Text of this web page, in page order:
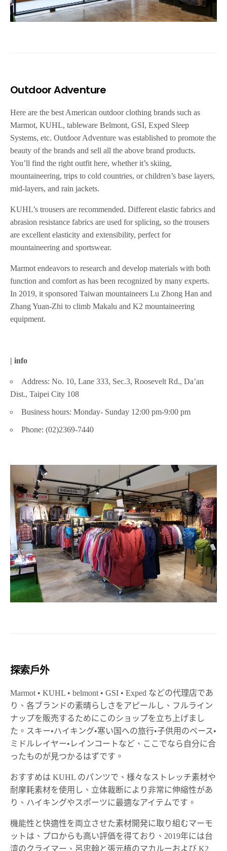
Outdoor Adventure
Here are the best American outdoor clothing brands such as
Marmot, KUHL, tableware Belmont, GSI, Exped Sleep
Systems, etc. Outdoor Adventure was established to promote the
beauty of the brands and sell all the above brand products.
You’ll find the right outfit here, whether it’s skiing,
mountaineering, trips to cold countries, or children’s base layers,
mid-layers, and rain jackets.
KUHL’s trousers are recommended. Different elastic fabrics and
abrasion resistance fabrics are used for splicing, so the trousers
are excellent elasticity and extensibility, perfect for
mountaineering and sportswear.
Marmot endeavors to research and develop materials with both
function and comfort as has been recognized by many experts.
In 2019, it sponsored Taiwan mountaineers Lu Zhong Han and
Zhang Yuan-Zhi to climb Makalu and K2 mountaineering
equipment.
| info
Address: No. 10, Lane 333, Sec.3, Roosevelt Rd., Da’an
Dist., Taipei City 108
Business hours: Monday- Sunday 12:00 pm-9:00 pm
Phone: (02)2369-7440
探索戶外
Marmot • KUHL • belmont • GSI • Exped などの代理店であ
り、各ブランドの素晴らしさをアピールし、フルライン
ナップを販売するためにこのショップを立ち上げまし
た。スキー•ハイキング•寒い国への旅行•子供用のベース•
ミドルレイヤー•レインコートなど、ここでなら自分に合
ったものが見つかるはずです。
おすすめは KUHL のパンツで、様々なストレッチ素材や
耐摩耗素材を使用し、立体裁断により非常に伸縮性があ
り、ハイキングやスポーツに最適なアイテムです。
機能性と快適性を両立させた素材開発に取り組むマーモ
ットは、プロからも高い評価を得ており、2019年には台
湾のクライマー、呂忠翰と張元植のマカルーおよび K2